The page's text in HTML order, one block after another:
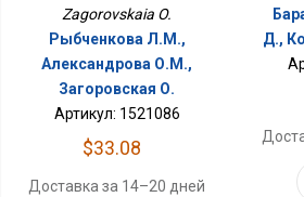
Zagorovskaia O.
Рыбченкова Л.М.,
Александрова О.М.,
Загоровская О.
Артикул: 1521086
$33.08
Доставка за 14–20 дней
Д.,